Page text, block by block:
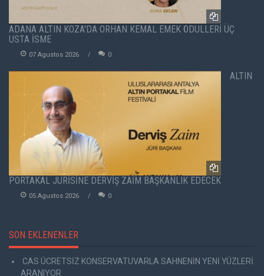
ADANA ALTIN KOZA'DA ORHAN KEMAL EMEK ÖDÜLLERİ ÜÇ
USTA İSME
07 Agustos 2026 0
ALTIN
PORTAKAL JÜRİSİNE DERVİŞ ZAİM BAŞKANLIK EDECEK
05 Agustos 2026 0
SON EKLENENLER
CAS ÜCRETSİZ KONSERVATUVARLA SAHNENİN YENİ YÜZLERİ
ARANIYOR